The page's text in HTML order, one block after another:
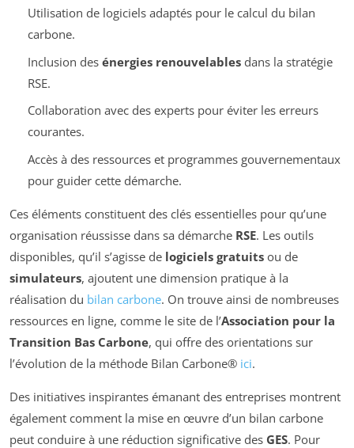
Utilisation de logiciels adaptés pour le calcul du bilan
carbone.
Inclusion des énergies renouvelablesdans la stratégie
RSE.
Collaboration avec des experts pour éviter les erreurs
courantes.
Accès à des ressources et programmes gouvernementaux
pour guider cette démarche.
Ces éléments constituent des clés essentielles pour qu’une
organisation réussisse dans sa démarche RSE. Les outils
disponibles, qu’il s’agisse de logiciels gratuits ou de
simulateurs, ajoutent une dimension pratique à la
réalisation du bilan carbone. On trouve ainsi de nombreuses
ressources en ligne, comme le site de l’Association pour la
Transition Bas Carbone, qui offre des orientations sur
l’évolution de la méthode Bilan Carbone® ici.
Des initiatives inspirantes émanant des entreprises montrent
également comment la mise en œuvre d’un bilan carbone
peut conduire à une réduction significative des GES. Pour